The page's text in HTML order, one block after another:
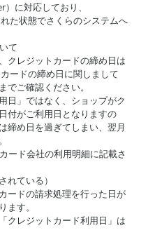
に対応しており、
た状態でさくらのシステムへ
て
クレジットカードの締め日は
ードの締め日に関しまして
でご確認ください。
日」ではなく、ショップがク
付がご利用日となりますの
締め日を過ぎてしまい、翌月
ード会社の利用明細に記載さ
れている）
ードの請求処理を行った日が
ます。
クレジットカード利用日」は